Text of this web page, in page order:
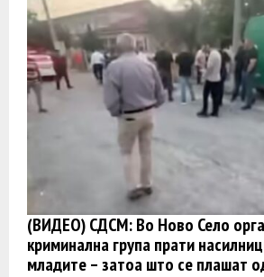
(ВИДЕО) СДСМ: Во Ново Село
криминална група прати
младите – затоа што се плашат